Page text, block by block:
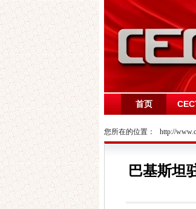
首页
您所在的位置： http://
巴基斯坦